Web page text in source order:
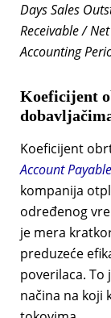
Days Sales
Receivable /
Accounting
Koeficijent
Koeficijent
Account
kompanija
određenog
je mera
preduzeće
poverilaca. To
načina na koji